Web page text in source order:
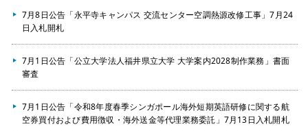
7月8日公告「永平寺キャンパス 交流センター空調熱源改修工事」7月24
日入札開札
7月1日公告「公立大学法人福井県立大学 大学案内2028制作業務」書面
審査
7月1日公告「令和8年度春季シンガポール海外短期英語研修に関する航
空券買付および費用徴収・海外送金等代理業務委託」7月13日入札開札